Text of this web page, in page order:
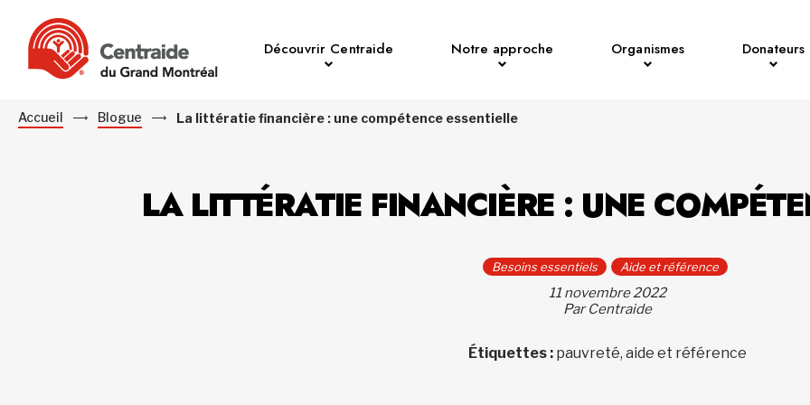
Découvrir Centraide Notre approche Organismes Donateurs
Accueil Blogue La littératie financière : une compétence essentielle
LA LITTÉRATIE FINANCIÈRE : UNE
Besoins essentiels Aide et référence
11 novembre 2022
Par Centraide
Étiquettes : pauvreté, aide et référence